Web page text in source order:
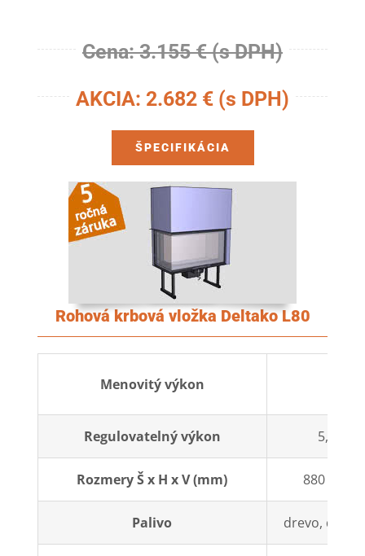
Cena: 3.155 € (s DPH)
AKCIA: 2.682 € (s DPH)
ŠPECIFIKÁCIA
Rohová krbová vložka Deltako L80
Menovitý výkon
Regulovatelný výkon 5,5-
Rozmery Š x H x V (mm) 880 x 540
Palivo drevo,